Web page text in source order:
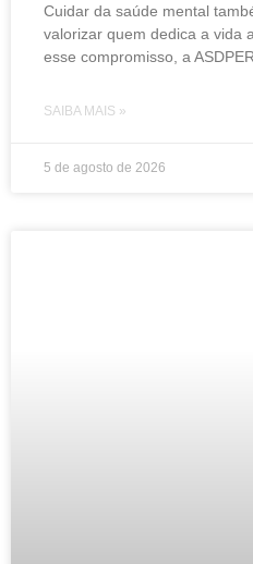
Cuidar da saúde mental
valorizar quem dedica a vida
esse compromisso, a
SAIBA MAIS »
5 de agosto de 2026